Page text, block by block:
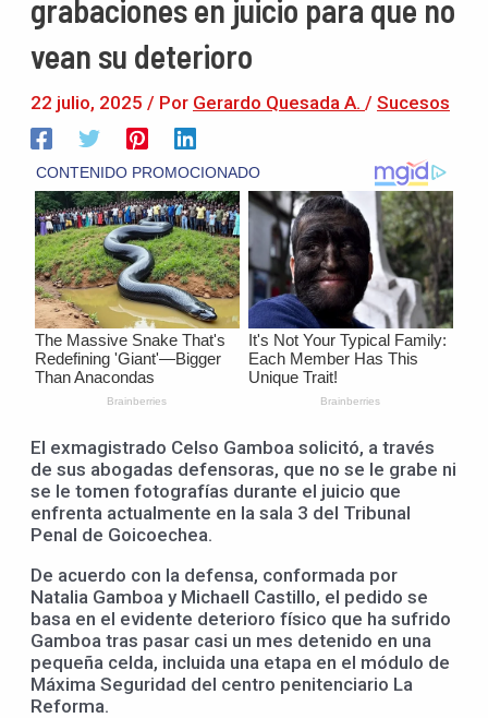
grabaciones en juicio para que no
vean su deterioro
22 julio, 2025 / Por Gerardo Quesada A. / Sucesos
El exmagistrado Celso Gamboa solicitó, a través
de sus abogadas defensoras, que no se le grabe ni
se le tomen fotografías durante el juicio que
enfrenta actualmente en la sala 3 del Tribunal
Penal de Goicoechea.
De acuerdo con la defensa, conformada por
Natalia Gamboa y Michaell Castillo, el pedido se
basa en el evidente deterioro físico que ha sufrido
Gamboa tras pasar casi un mes detenido en una
pequeña celda, incluida una etapa en el módulo de
Máxima Seguridad del centro penitenciario La
Reforma.